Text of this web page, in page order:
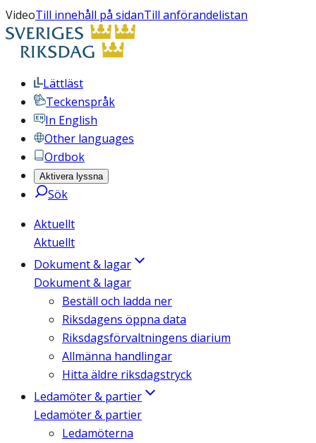
VideoTill innehåll på sidanTill anförandelistan
Lättläst
Teckenspråk
In English
Other languages
Ordbok
Aktivera lyssna
Sök
Aktuellt
Aktuellt
Dokument & lagar
Dokument & lagar
Beställ och ladda ner
Riksdagens öppna data
Riksdagsförvaltningens diarium
Allmänna handlingar
Hitta äldre riksdagstryck
Ledamöter & partier
Ledamöter & partier
Ledamöterna